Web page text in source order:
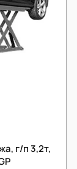
г/п 3,2т,